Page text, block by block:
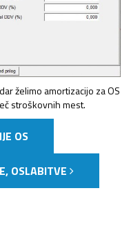
želimo amortizacijo za OS
stroškovnih mest.
OS
OSLABITVE